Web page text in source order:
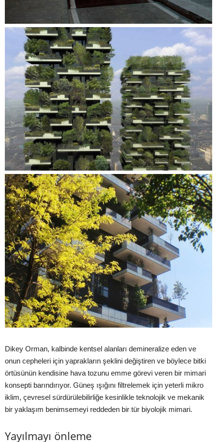
Dikey Orman, kalbinde kentsel alanları demineralize eden ve
onun cepheleri için yaprakların şeklini değiştiren ve böylece bitki
örtüsünün kendisine hava tozunu emme görevi veren bir mimari
konsepti barındırıyor. Güneş ışığını filtrelemek için yeterli mikro
iklim, çevresel sürdürülebilirliğe kesinlikle teknolojik ve mekanik
bir yaklaşım benimsemeyi reddeden bir tür biyolojik mimari.
Yayılmayı önleme